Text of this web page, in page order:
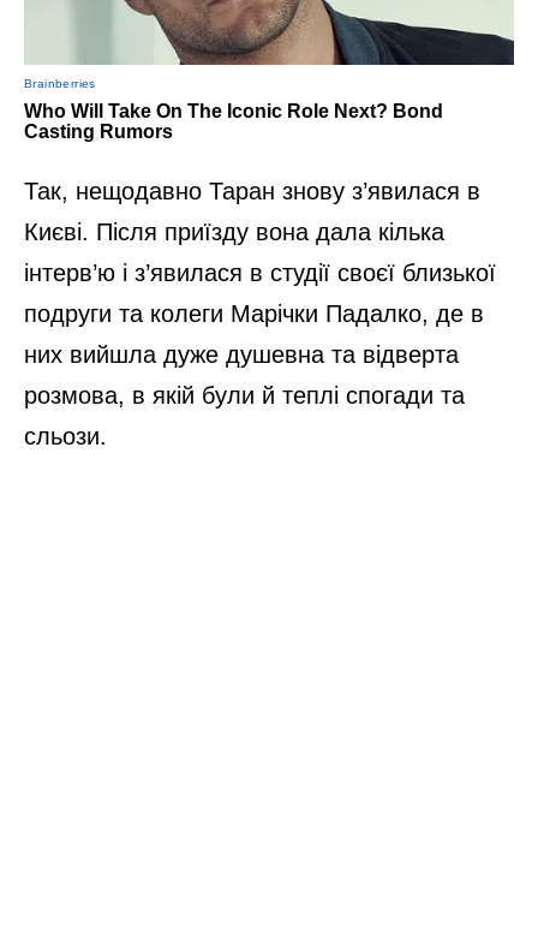
Так, нещодавно Таран знову з’явилася в
Києві. Після приїзду вона дала кілька
інтерв’ю і з’явилася в студії своєї близької
подруги та колеги Марічки Падалко, де в
них вийшла дуже душевна та відверта
розмова, в якій були й теплі спогади та
сльози.